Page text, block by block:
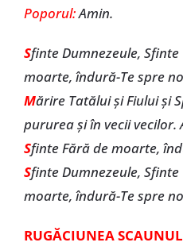
Poporul:Amin.
Sfinte Dumnezeule,
moarte, îndură-Te spre
Mărire Tatălui și Fiului și
pururea și în vecii vecilor.
Sfinte Fără de moarte,
Sfinte Dumnezeule,
moarte, îndură-Te spre
RUGĂCIUNEA